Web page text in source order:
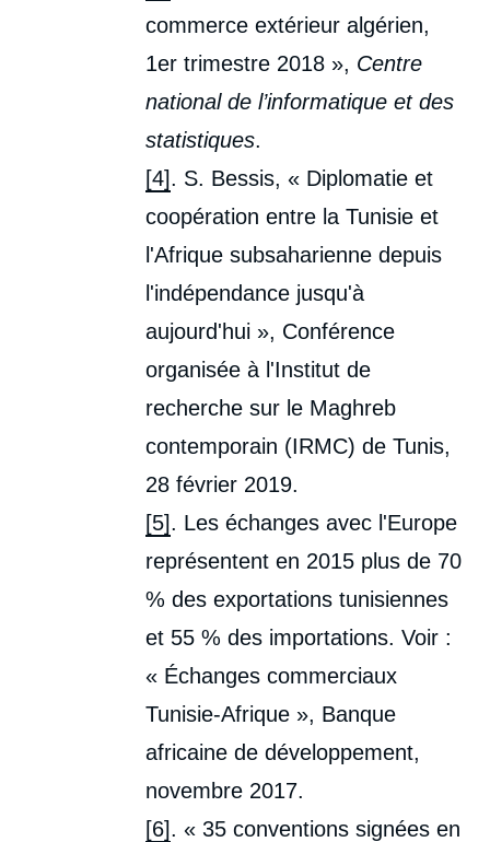
commerce extérieur algérien,
1er trimestre 2018 », Centre
national de l’informatique et des
statistiques.
[4]. S. Bessis, « Diplomatie et
coopération entre la Tunisie et
l'Afrique subsaharienne depuis
l'indépendance jusqu'à
aujourd'hui », Conférence
organisée à l'Institut de
recherche sur le Maghreb
contemporain (IRMC) de Tunis,
28 février 2019.
[5]. Les échanges avec l'Europe
représentent en 2015 plus de 70
% des exportations tunisiennes
et 55 % des importations. Voir :
« Échanges commerciaux
Tunisie-Afrique », Banque
africaine de développement,
novembre 2017.
[6]. « 35 conventions signées en